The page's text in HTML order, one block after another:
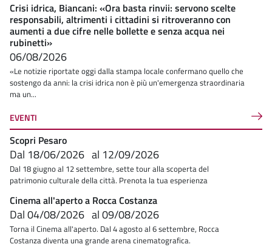
Crisi idrica, Biancani: «Ora basta rinvii: servono scelte
responsabili, altrimenti i cittadini si ritroveranno con
aumenti a due cifre nelle bollette e senza acqua nei
rubinetti»
06/08/2026
«Le notizie riportate oggi dalla stampa locale confermano quello che
sostengo da anni: la crisi idrica non è più un'emergenza straordinaria
ma un...
EVENTI
Scopri Pesaro
Dal 18/06/2026 al 12/09/2026
Dal 18 giugno al 12 settembre, sette tour alla scoperta del
patrimonio culturale della città. Prenota la tua esperienza
Cinema all'aperto a Rocca Costanza
Dal04/08/2026 al09/08/2026
Torna il Cinema all'aperto. Dal 4 agosto al 6 settembre, Rocca
Costanza diventa una grande arena cinematografica.